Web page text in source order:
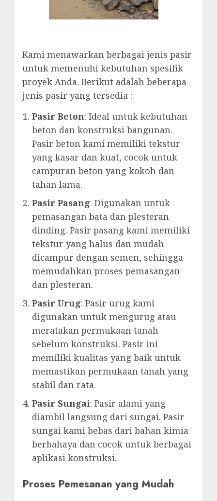
Kami menawarkan berbagai jenis pasir
untuk memenuhi kebutuhan spesifik
proyek Anda. Berikut adalah beberapa
jenis pasir yang tersedia :
Pasir Beton: Ideal untuk kebutuhan
beton dan konstruksi bangunan.
Pasir beton kami memiliki tekstur
yang kasar dan kuat, cocok untuk
campuran beton yang kokoh dan
tahan lama.
Pasir Pasang: Digunakan untuk
pemasangan bata dan plesteran
dinding. Pasir pasang kami memiliki
tekstur yang halus dan mudah
dicampur dengan semen, sehingga
memudahkan proses pemasangan
dan plesteran.
Pasir Urug: Pasir urug kami
digunakan untuk mengurug atau
meratakan permukaan tanah
sebelum konstruksi. Pasir ini
memiliki kualitas yang baik untuk
memastikan permukaan tanah yang
stabil dan rata.
Pasir Sungai: Pasir alami yang
diambil langsung dari sungai. Pasir
sungai kami bebas dari bahan kimia
berbahaya dan cocok untuk berbagai
aplikasi konstruksi.
Proses Pemesanan yang Mudah